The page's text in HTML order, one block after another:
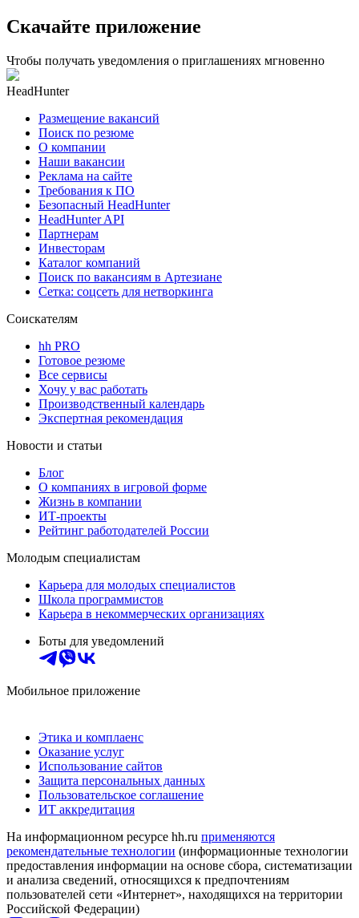
Скачайте приложение
Чтобы получать уведомления о приглашениях мгновенно
HeadHunter
Размещение вакансий
Поиск по резюме
О компании
Наши вакансии
Реклама на сайте
Требования к ПО
Безопасный HeadHunter
HeadHunter API
Партнерам
Инвесторам
Каталог компаний
Поиск по вакансиям в Артезиане
Сетка: соцсеть для нетворкинга
Соискателям
hh PRO
Готовое резюме
Все сервисы
Хочу у вас работать
Производственный календарь
Экспертная рекомендация
Новости и статьи
Блог
О компаниях в игровой форме
Жизнь в компании
ИТ-проекты
Рейтинг работодателей России
Молодым специалистам
Карьера для молодых специалистов
Школа программистов
Карьера в некоммерческих организациях
Боты для уведомлений
Мобильное приложение
Этика и комплаенс
Оказание услуг
Использование сайтов
Защита персональных данных
Пользовательское соглашение
ИТ аккредитация
На информационном ресурсе hh.ru применяются
рекомендательные технологии (информационные технологии
предоставления информации на основе сбора, систематизации
и анализа сведений, относящихся к предпочтениям
пользователей сети «Интернет», находящихся на территории
Российской Федерации)